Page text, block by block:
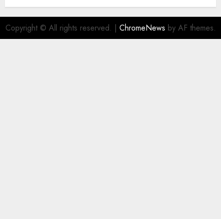
Copyright © All rights reserved. | ChromeNews by AF themes.